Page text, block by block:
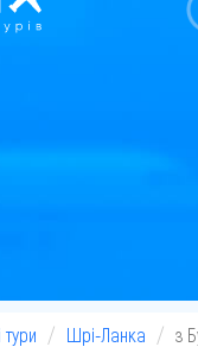
тури Шрі-Ланка з